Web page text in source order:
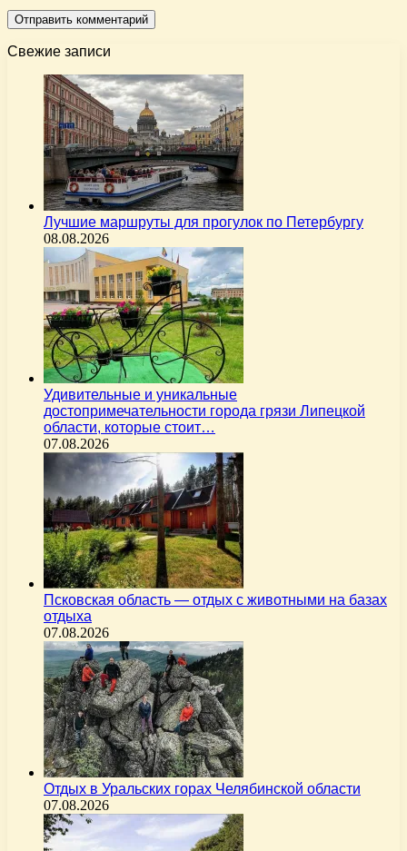
Свежие записи
Лучшие маршруты для прогулок по Петербургу
08.08.2026
Удивительные и уникальные
достопримечательности города грязи Липецкой
области, которые стоит…
07.08.2026
Псковская область — отдых с животными на базах
отдыха
07.08.2026
Отдых в Уральских горах Челябинской области
07.08.2026